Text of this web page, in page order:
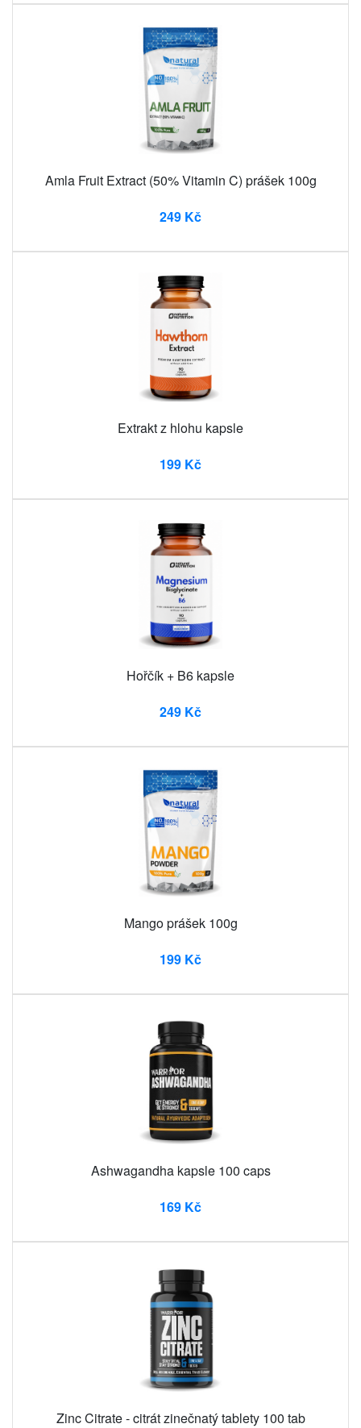
Amla Fruit Extract (50% Vitamin C) prášek 100g
249 Kč
Extrakt z hlohu kapsle
199 Kč
Hořčík + B6 kapsle
249 Kč
Mango prášek 100g
199 Kč
Ashwagandha kapsle 100 caps
169 Kč
Zinc Citrate - citrát zinečnatý tablety 100 tab